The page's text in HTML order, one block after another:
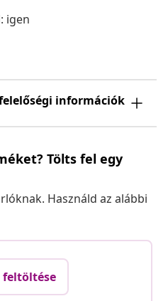
igen
információk
Tölts fel egy
Használd az alábbi
feltöltése